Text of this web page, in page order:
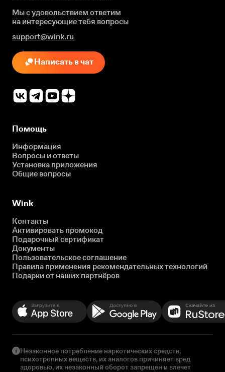
Мы с удовольствием ответим
на интересующиетебя вопросы
support@wink.ru
Написать в чат
Помощь
Информация
Вопросы и ответы
Установка приложения
Общие вопросы
Wink
Контакты
Активировать промокод
Подарочный сертификат
Документы
Пользовательское соглашение
Правила применения рекомендательных технологий
Подарки от наших партнёров
Незаконное потребление наркотических средств,
психотропных веществ, их аналогов причиняет вред
здоровью, их незаконный оборот запрещен и влечет